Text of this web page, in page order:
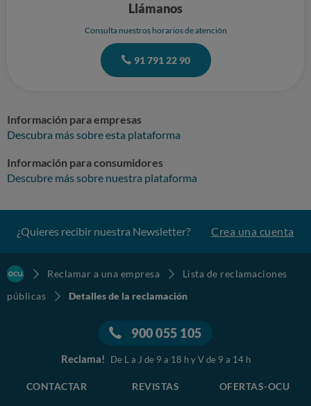
Llámanos
Consulta nuestros horarios de atención
91 791 22 90
Información para empresas
Descubra más sobre esta plataforma
Información para consumidores
Descubre más sobre nuestra plataforma
¿Quieres recibir nuestra Newsletter? Crea una cuenta
Reclamar a una empresa
Lista de reclamaciones
públicas
Detalles de la reclamación
900 055 105
Reclama! De L a J de 9 a 18 h y V de 9 a 14 h
CONTACTAR REVISTAS OFERTAS-OCU